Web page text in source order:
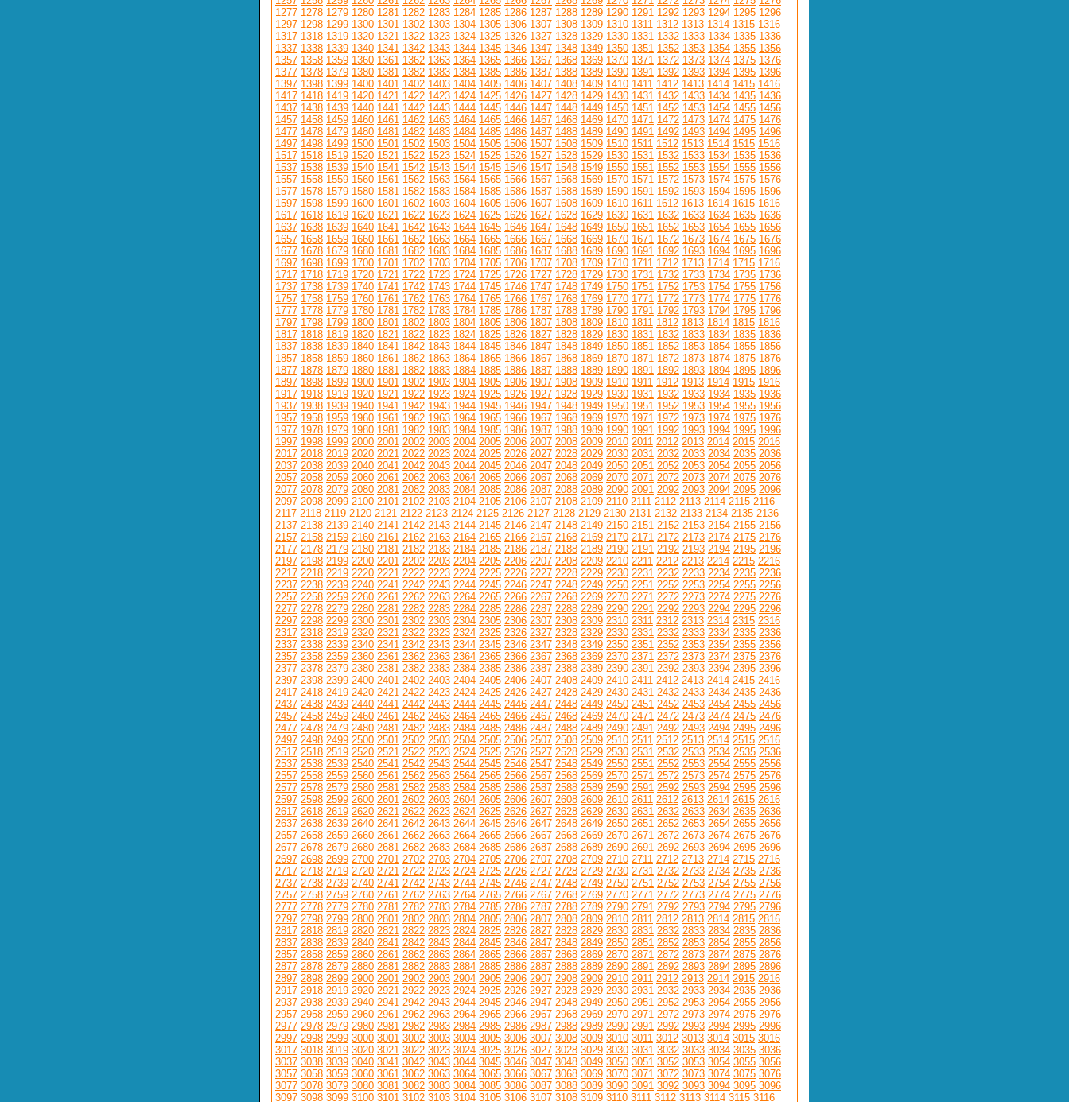
1277 1278 1279 1280 1281 1282 1283 1284 1285 1286 1287 1288 1289 1290 1291 1292 1293 1294 1295 1296
1297 1298 1299 1300 1301 1302 1303 1304 1305 1306 1307 1308 1309 1310 1311 1312 1313 1314 1315 1316
1317 1318 1319 1320 1321 1322 1323 1324 1325 1326 1327 1328 1329 1330 1331 1332 1333 1334 1335 1336
1337 1338 1339 1340 1341 1342 1343 1344 1345 1346 1347 1348 1349 1350 1351 1352 1353 1354 1355 1356
1357 1358 1359 1360 1361 1362 1363 1364 1365 1366 1367 1368 1369 1370 1371 1372 1373 1374 1375 1376
1377 1378 1379 1380 1381 1382 1383 1384 1385 1386 1387 1388 1389 1390 1391 1392 1393 1394 1395 1396
1397 1398 1399 1400 1401 1402 1403 1404 1405 1406 1407 1408 1409 1410 1411 1412 1413 1414 1415 1416
1417 1418 1419 1420 1421 1422 1423 1424 1425 1426 1427 1428 1429 1430 1431 1432 1433 1434 1435 1436
1437 1438 1439 1440 1441 1442 1443 1444 1445 1446 1447 1448 1449 1450 1451 1452 1453 1454 1455 1456
1457 1458 1459 1460 1461 1462 1463 1464 1465 1466 1467 1468 1469 1470 1471 1472 1473 1474 1475 1476
1477 1478 1479 1480 1481 1482 1483 1484 1485 1486 1487 1488 1489 1490 1491 1492 1493 1494 1495 1496
1497 1498 1499 1500 1501 1502 1503 1504 1505 1506 1507 1508 1509 1510 1511 1512 1513 1514 1515 1516
1517 1518 1519 1520 1521 1522 1523 1524 1525 1526 1527 1528 1529 1530 1531 1532 1533 1534 1535 1536
1537 1538 1539 1540 1541 1542 1543 1544 1545 1546 1547 1548 1549 1550 1551 1552 1553 1554 1555 1556
1557 1558 1559 1560 1561 1562 1563 1564 1565 1566 1567 1568 1569 1570 1571 1572 1573 1574 1575 1576
1577 1578 1579 1580 1581 1582 1583 1584 1585 1586 1587 1588 1589 1590 1591 1592 1593 1594 1595 1596
1597 1598 1599 1600 1601 1602 1603 1604 1605 1606 1607 1608 1609 1610 1611 1612 1613 1614 1615 1616
1617 1618 1619 1620 1621 1622 1623 1624 1625 1626 1627 1628 1629 1630 1631 1632 1633 1634 1635 1636
1637 1638 1639 1640 1641 1642 1643 1644 1645 1646 1647 1648 1649 1650 1651 1652 1653 1654 1655 1656
1657 1658 1659 1660 1661 1662 1663 1664 1665 1666 1667 1668 1669 1670 1671 1672 1673 1674 1675 1676
1677 1678 1679 1680 1681 1682 1683 1684 1685 1686 1687 1688 1689 1690 1691 1692 1693 1694 1695 1696
1697 1698 1699 1700 1701 1702 1703 1704 1705 1706 1707 1708 1709 1710 1711 1712 1713 1714 1715 1716
1717 1718 1719 1720 1721 1722 1723 1724 1725 1726 1727 1728 1729 1730 1731 1732 1733 1734 1735 1736
1737 1738 1739 1740 1741 1742 1743 1744 1745 1746 1747 1748 1749 1750 1751 1752 1753 1754 1755 1756
1757 1758 1759 1760 1761 1762 1763 1764 1765 1766 1767 1768 1769 1770 1771 1772 1773 1774 1775 1776
1777 1778 1779 1780 1781 1782 1783 1784 1785 1786 1787 1788 1789 1790 1791 1792 1793 1794 1795 1796
1797 1798 1799 1800 1801 1802 1803 1804 1805 1806 1807 1808 1809 1810 1811 1812 1813 1814 1815 1816
1817 1818 1819 1820 1821 1822 1823 1824 1825 1826 1827 1828 1829 1830 1831 1832 1833 1834 1835 1836
1837 1838 1839 1840 1841 1842 1843 1844 1845 1846 1847 1848 1849 1850 1851 1852 1853 1854 1855 1856
1857 1858 1859 1860 1861 1862 1863 1864 1865 1866 1867 1868 1869 1870 1871 1872 1873 1874 1875 1876
1877 1878 1879 1880 1881 1882 1883 1884 1885 1886 1887 1888 1889 1890 1891 1892 1893 1894 1895 1896
1897 1898 1899 1900 1901 1902 1903 1904 1905 1906 1907 1908 1909 1910 1911 1912 1913 1914 1915 1916
1917 1918 1919 1920 1921 1922 1923 1924 1925 1926 1927 1928 1929 1930 1931 1932 1933 1934 1935 1936
1937 1938 1939 1940 1941 1942 1943 1944 1945 1946 1947 1948 1949 1950 1951 1952 1953 1954 1955 1956
1957 1958 1959 1960 1961 1962 1963 1964 1965 1966 1967 1968 1969 1970 1971 1972 1973 1974 1975 1976
1977 1978 1979 1980 1981 1982 1983 1984 1985 1986 1987 1988 1989 1990 1991 1992 1993 1994 1995 1996
1997 1998 1999 2000 2001 2002 2003 2004 2005 2006 2007 2008 2009 2010 2011 2012 2013 2014 2015 2016
2017 2018 2019 2020 2021 2022 2023 2024 2025 2026 2027 2028 2029 2030 2031 2032 2033 2034 2035 2036
2037 2038 2039 2040 2041 2042 2043 2044 2045 2046 2047 2048 2049 2050 2051 2052 2053 2054 2055 2056
2057 2058 2059 2060 2061 2062 2063 2064 2065 2066 2067 2068 2069 2070 2071 2072 2073 2074 2075 2076
2077 2078 2079 2080 2081 2082 2083 2084 2085 2086 2087 2088 2089 2090 2091 2092 2093 2094 2095 2096
2097 2098 2099 2100 2101 2102 2103 2104 2105 2106 2107 2108 2109 2110 2111 2112 2113 2114 2115 2116
2117 2118 2119 2120 2121 2122 2123 2124 2125 2126 2127 2128 2129 2130 2131 2132 2133 2134 2135 2136
2137 2138 2139 2140 2141 2142 2143 2144 2145 2146 2147 2148 2149 2150 2151 2152 2153 2154 2155 2156
2157 2158 2159 2160 2161 2162 2163 2164 2165 2166 2167 2168 2169 2170 2171 2172 2173 2174 2175 2176
2177 2178 2179 2180 2181 2182 2183 2184 2185 2186 2187 2188 2189 2190 2191 2192 2193 2194 2195 2196
2197 2198 2199 2200 2201 2202 2203 2204 2205 2206 2207 2208 2209 2210 2211 2212 2213 2214 2215 2216
2217 2218 2219 2220 2221 2222 2223 2224 2225 2226 2227 2228 2229 2230 2231 2232 2233 2234 2235 2236
2237 2238 2239 2240 2241 2242 2243 2244 2245 2246 2247 2248 2249 2250 2251 2252 2253 2254 2255 2256
2257 2258 2259 2260 2261 2262 2263 2264 2265 2266 2267 2268 2269 2270 2271 2272 2273 2274 2275 2276
2277 2278 2279 2280 2281 2282 2283 2284 2285 2286 2287 2288 2289 2290 2291 2292 2293 2294 2295 2296
2297 2298 2299 2300 2301 2302 2303 2304 2305 2306 2307 2308 2309 2310 2311 2312 2313 2314 2315 2316
2317 2318 2319 2320 2321 2322 2323 2324 2325 2326 2327 2328 2329 2330 2331 2332 2333 2334 2335 2336
2337 2338 2339 2340 2341 2342 2343 2344 2345 2346 2347 2348 2349 2350 2351 2352 2353 2354 2355 2356
2357 2358 2359 2360 2361 2362 2363 2364 2365 2366 2367 2368 2369 2370 2371 2372 2373 2374 2375 2376
2377 2378 2379 2380 2381 2382 2383 2384 2385 2386 2387 2388 2389 2390 2391 2392 2393 2394 2395 2396
2397 2398 2399 2400 2401 2402 2403 2404 2405 2406 2407 2408 2409 2410 2411 2412 2413 2414 2415 2416
2417 2418 2419 2420 2421 2422 2423 2424 2425 2426 2427 2428 2429 2430 2431 2432 2433 2434 2435 2436
2437 2438 2439 2440 2441 2442 2443 2444 2445 2446 2447 2448 2449 2450 2451 2452 2453 2454 2455 2456
2457 2458 2459 2460 2461 2462 2463 2464 2465 2466 2467 2468 2469 2470 2471 2472 2473 2474 2475 2476
2477 2478 2479 2480 2481 2482 2483 2484 2485 2486 2487 2488 2489 2490 2491 2492 2493 2494 2495 2496
2497 2498 2499 2500 2501 2502 2503 2504 2505 2506 2507 2508 2509 2510 2511 2512 2513 2514 2515 2516
2517 2518 2519 2520 2521 2522 2523 2524 2525 2526 2527 2528 2529 2530 2531 2532 2533 2534 2535 2536
2537 2538 2539 2540 2541 2542 2543 2544 2545 2546 2547 2548 2549 2550 2551 2552 2553 2554 2555 2556
2557 2558 2559 2560 2561 2562 2563 2564 2565 2566 2567 2568 2569 2570 2571 2572 2573 2574 2575 2576
2577 2578 2579 2580 2581 2582 2583 2584 2585 2586 2587 2588 2589 2590 2591 2592 2593 2594 2595 2596
2597 2598 2599 2600 2601 2602 2603 2604 2605 2606 2607 2608 2609 2610 2611 2612 2613 2614 2615 2616
2617 2618 2619 2620 2621 2622 2623 2624 2625 2626 2627 2628 2629 2630 2631 2632 2633 2634 2635 2636
2637 2638 2639 2640 2641 2642 2643 2644 2645 2646 2647 2648 2649 2650 2651 2652 2653 2654 2655 2656
2657 2658 2659 2660 2661 2662 2663 2664 2665 2666 2667 2668 2669 2670 2671 2672 2673 2674 2675 2676
2677 2678 2679 2680 2681 2682 2683 2684 2685 2686 2687 2688 2689 2690 2691 2692 2693 2694 2695 2696
2697 2698 2699 2700 2701 2702 2703 2704 2705 2706 2707 2708 2709 2710 2711 2712 2713 2714 2715 2716
2717 2718 2719 2720 2721 2722 2723 2724 2725 2726 2727 2728 2729 2730 2731 2732 2733 2734 2735 2736
2737 2738 2739 2740 2741 2742 2743 2744 2745 2746 2747 2748 2749 2750 2751 2752 2753 2754 2755 2756
2757 2758 2759 2760 2761 2762 2763 2764 2765 2766 2767 2768 2769 2770 2771 2772 2773 2774 2775 2776
2777 2778 2779 2780 2781 2782 2783 2784 2785 2786 2787 2788 2789 2790 2791 2792 2793 2794 2795 2796
2797 2798 2799 2800 2801 2802 2803 2804 2805 2806 2807 2808 2809 2810 2811 2812 2813 2814 2815 2816
2817 2818 2819 2820 2821 2822 2823 2824 2825 2826 2827 2828 2829 2830 2831 2832 2833 2834 2835 2836
2837 2838 2839 2840 2841 2842 2843 2844 2845 2846 2847 2848 2849 2850 2851 2852 2853 2854 2855 2856
2857 2858 2859 2860 2861 2862 2863 2864 2865 2866 2867 2868 2869 2870 2871 2872 2873 2874 2875 2876
2877 2878 2879 2880 2881 2882 2883 2884 2885 2886 2887 2888 2889 2890 2891 2892 2893 2894 2895 2896
2897 2898 2899 2900 2901 2902 2903 2904 2905 2906 2907 2908 2909 2910 2911 2912 2913 2914 2915 2916
2917 2918 2919 2920 2921 2922 2923 2924 2925 2926 2927 2928 2929 2930 2931 2932 2933 2934 2935 2936
2937 2938 2939 2940 2941 2942 2943 2944 2945 2946 2947 2948 2949 2950 2951 2952 2953 2954 2955 2956
2957 2958 2959 2960 2961 2962 2963 2964 2965 2966 2967 2968 2969 2970 2971 2972 2973 2974 2975 2976
2977 2978 2979 2980 2981 2982 2983 2984 2985 2986 2987 2988 2989 2990 2991 2992 2993 2994 2995 2996
2997 2998 2999 3000 3001 3002 3003 3004 3005 3006 3007 3008 3009 3010 3011 3012 3013 3014 3015 3016
3017 3018 3019 3020 3021 3022 3023 3024 3025 3026 3027 3028 3029 3030 3031 3032 3033 3034 3035 3036
3037 3038 3039 3040 3041 3042 3043 3044 3045 3046 3047 3048 3049 3050 3051 3052 3053 3054 3055 3056
3057 3058 3059 3060 3061 3062 3063 3064 3065 3066 3067 3068 3069 3070 3071 3072 3073 3074 3075 3076
3077 3078 3079 3080 3081 3082 3083 3084 3085 3086 3087 3088 3089 3090 3091 3092 3093 3094 3095 3096
3097 3098 3099 3100 3101 3102 3103 3104 3105 3106 3107 3108 3109 3110 3111 3112 3113 3114 3115 3116